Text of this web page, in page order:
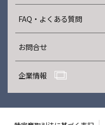
FAQ・よくある質問
お問合せ
企業情報